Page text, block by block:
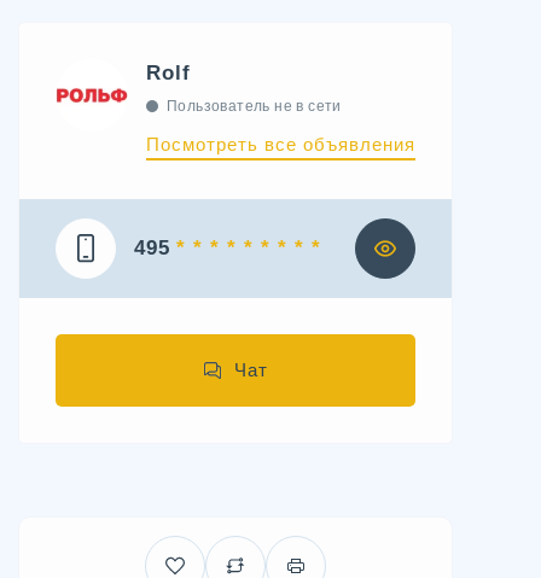
Rolf
Пользователь не в сети
Посмотреть все объявления
495 * * * * * * * * *
Чат